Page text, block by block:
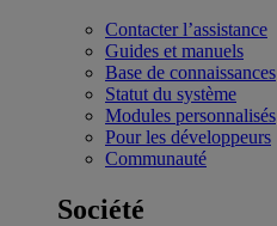
Contacter l’assistance
Guides et manuels
Base de connaissances
Statut du système
Modules personnalisés
Pour les développeurs
Communauté
Société